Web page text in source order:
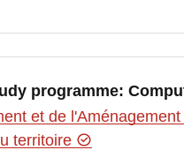
programme:
et de
territoire